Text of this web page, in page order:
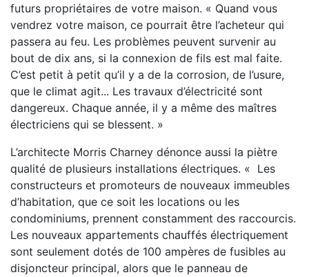
futurs propriétaires de votre maison. « Quand vous
vendrez votre maison, ce pourrait être l’acheteur qui
passera au feu. Les problèmes peuvent survenir au
bout de dix ans, si la connexion de fils est mal faite.
C’est petit à petit qu’il y a de la corrosion, de l’usure,
que le climat agit... Les travaux d’électricité sont
dangereux. Chaque année, il y a même des maîtres
électriciens qui se blessent. »
L’architecte Morris Charney dénonce aussi la piètre
qualité de plusieurs installations électriques. « Les
constructeurs et promoteurs de nouveaux immeubles
d’habitation, que ce soit les locations ou les
condominiums, prennent constamment des raccourcis.
Les nouveaux appartements chauffés électriquement
sont seulement dotés de 100 ampères de fusibles au
disjoncteur principal, alors que le panneau de